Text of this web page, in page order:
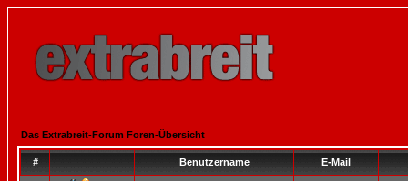
Das Extrabreit-Forum Foren-Übersicht
# Benutzername E-Mail